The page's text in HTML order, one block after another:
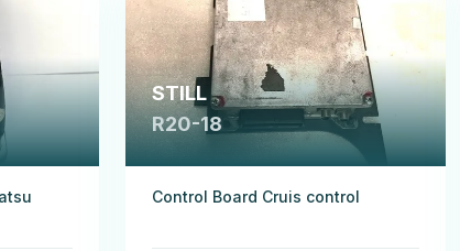
STILL
R20-18
Control Board Cruis control